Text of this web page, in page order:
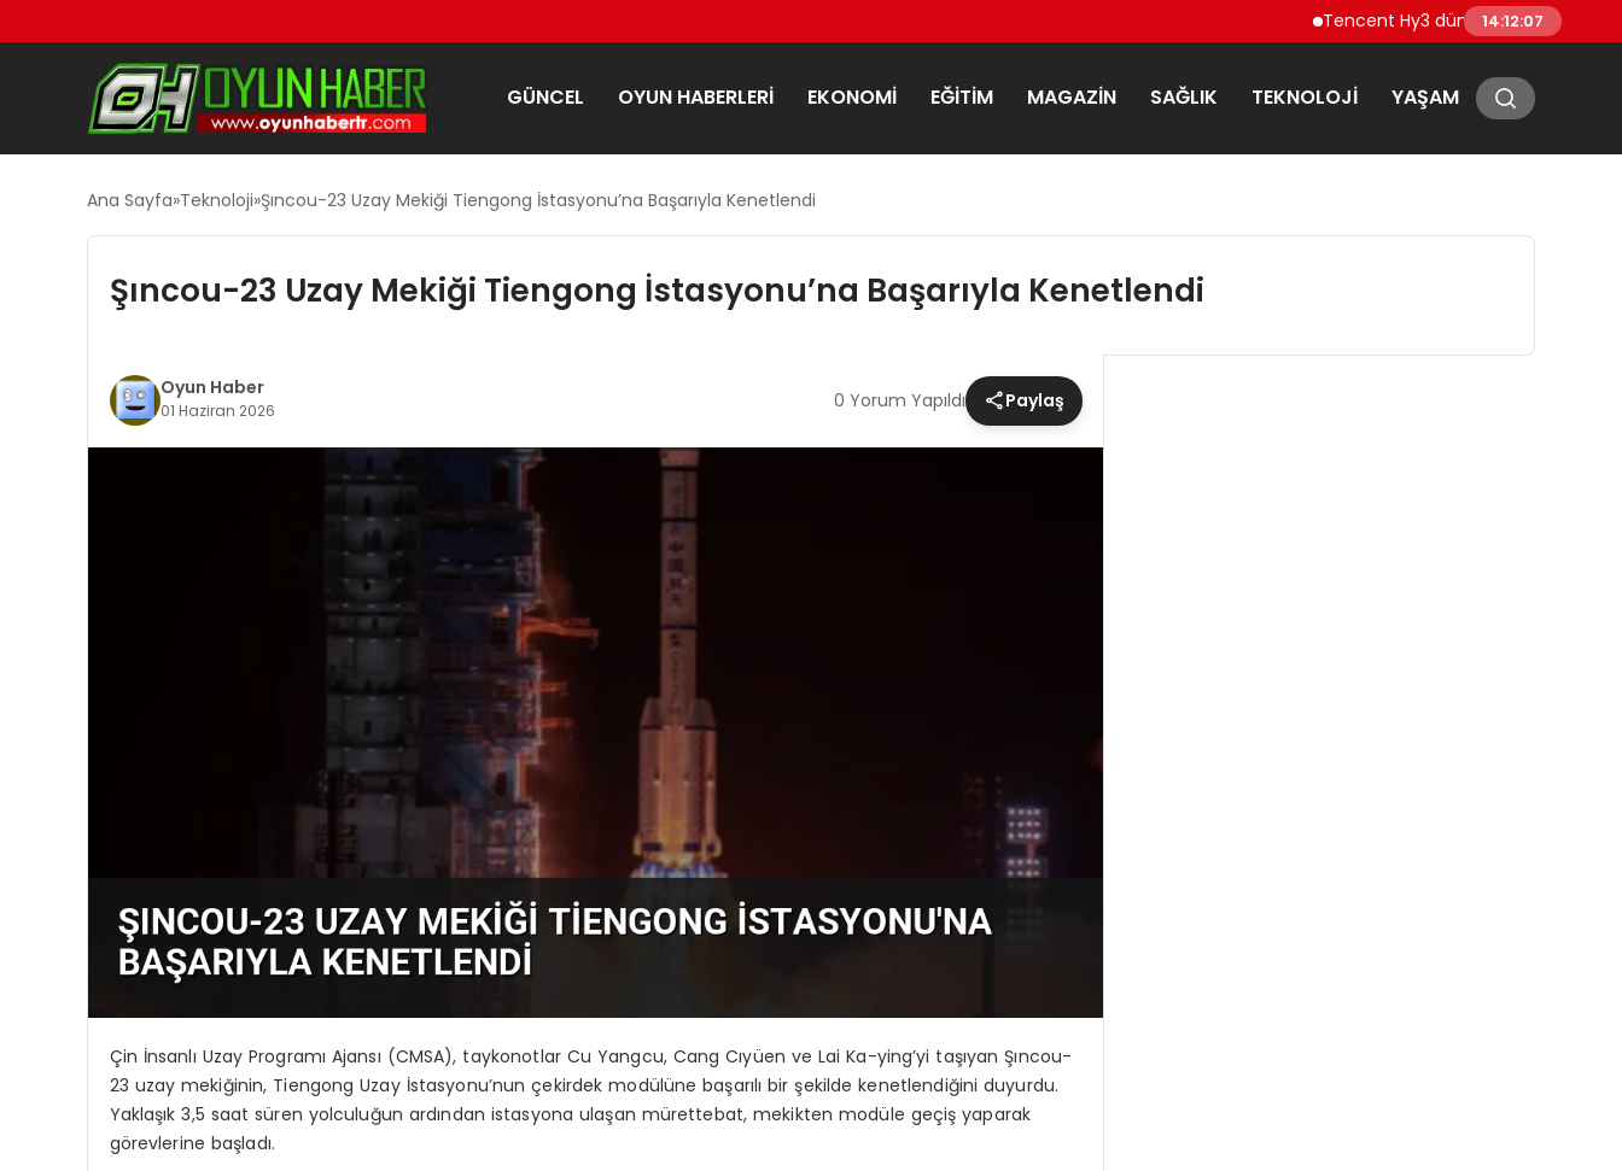
Tencent Hy3 dünya genelinde
14:12:08
GÜNCEL OYUN HABERLERI EKONOMI EĞITIM MAGAZIN SAĞLIK TEKNOLOJI YAŞAM
Ana Sayfa Teknoloji Şıncou-23 Uzay Mekiği Tiengong İstasyonu’na Başarıyla Kenetlendi
Şıncou-23 Uzay Mekiği Tiengong İstasyonu’na Başarıyla Kenetlendi
Oyun Haber
01 Haziran 2026 0 Yorum Yapıldı Paylaş
Çin İnsanlı Uzay Programı Ajansı (CMSA), taykonotlar Cu Yangcu, Cang Cıyüen ve Lai Ka-ying’yi taşıyan Şıncou-
23 uzay mekiğinin, Tiengong Uzay İstasyonu’nun çekirdek modülüne başarılı bir şekilde kenetlendiğini duyurdu.
Yaklaşık 3,5 saat süren yolculuğun ardından istasyona ulaşan mürettebat, mekikten modüle geçiş yaparak
görevlerine başladı.